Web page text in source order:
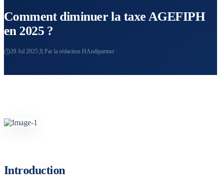
Comment diminuer la taxe AGEFIPH
en 2025 ?
28 Jul 2025 Par la rédaction HAndipartner
Introduction